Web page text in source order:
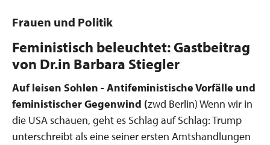
Frauen und Politik
Feministisch beleuchtet: Gastbeitrag
von Dr.in Barbara Stiegler
Auf leisen Sohlen - Antifeministische Vorfälle und
feministischer Gegenwind (zwd Berlin) Wenn wir in
die USA schauen, geht es Schlag auf Schlag: Trump
unterschreibt als eine seiner ersten Amtshandlungen